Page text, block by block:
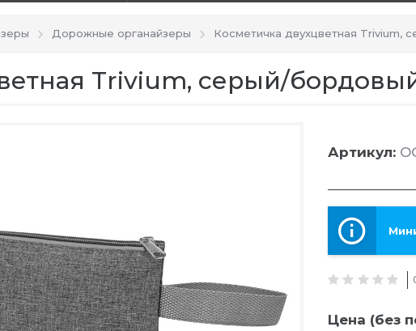
Дорожные органайзеры Косметичка двухцветная Trivium,
Trivium, серый/
Артикул:
Цена (без